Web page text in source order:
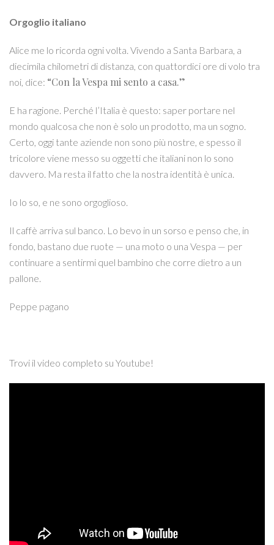
Orgoglio italiano
Alice me lo ricorda ogni volta. Vivendo a Santa Barbara, a
diecimila chilometri di distanza, con quattordici ore di volo tra
noi, dice: “Con la Vespa mi sento a casa.”
E ha ragione. Perché l’Italia è questo: saper portare nel
mondo qualcosa che non è solo un prodotto, ma un sogno.
Certo, oggi tante aziende non sono più nostre, e spesso il
tricolore viene messo su oggetti che italiani non lo sono
davvero. Ma resta il fatto che la nostra identità è unica.
Io lo so, e ne sono orgoglioso.
Il caffè arriva sul banco. Lo bevo in un sorso e penso che, in
fondo, bastano due ruote — una moto o una Vespa — per
continuare a sentirmi quel bambino che corre dietro a un
pallone.
Peppe pagano
Trovi il video completo su Youtube!